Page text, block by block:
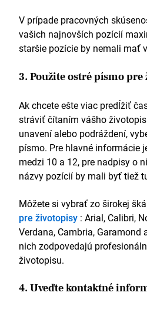
V prípade pracovných
vašich najnovších pozícií
staršie pozície by nemali mať
3. Použite ostré písmo pre
Ak chcete ešte viac predĺžiť
stráviť čítaním vášho
unavení alebo podráždení,
písmo. Pre hlavné informácie
medzi 10 a 12, pre nadpisy o
názvy pozícií by mali byť tiež
Môžete si vybrať zo širokej
pre životopisy : Arial, Calibri,
Verdana, Cambria, Garamond
nich zodpovedajú
životopisu.
4. Uveďte kontaktné